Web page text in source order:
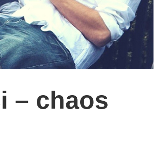
– chaos